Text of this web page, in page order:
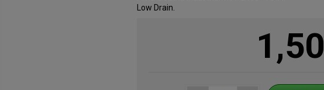
Low Drain.
1,50